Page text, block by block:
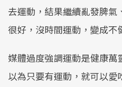
去運動，結果繼續亂發脾氣
很好，沒時間運動，變成不
媒體過度強調運動是健康萬
以為只要有運動，就可以